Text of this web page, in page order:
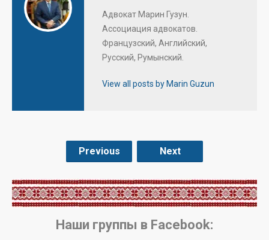
Адвокат Марин Гузун.
Ассоциация адвокатов.
Французский, Английский,
Русский, Румынский.
View all posts by Marin Guzun
Previous Next
.
Наши группы в Facebook: